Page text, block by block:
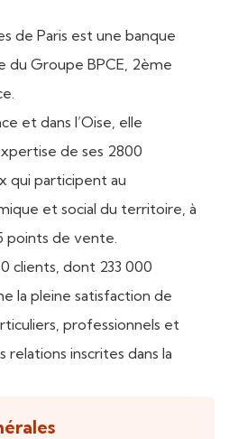
de Paris est une banque
Groupe BPCE, 2ème
et dans l’Oise, elle
de ses 2800
qui participent au
et social du territoire, à
points de vente.
clients, dont 233 000
la pleine satisfaction de
professionnels et
inscrites dans la